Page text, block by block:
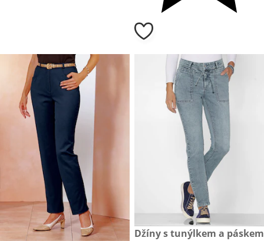
zlevněná cena: 499,- Kč,
- 50 %
Džíny s tunýlkem a páskem